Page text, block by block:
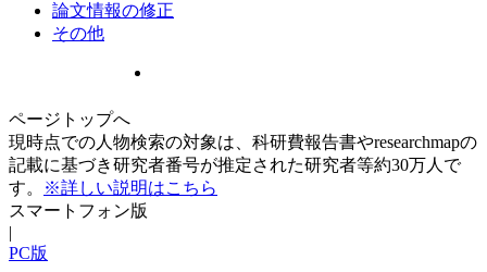
論文情報の修正
その他
ページトップへ
現時点での人物検索の対象は、科研費報告書やresearchmapの
記載に基づき研究者番号が推定された研究者等約30万人で
す。
※詳しい説明はこちら
スマートフォン版
|
PC版